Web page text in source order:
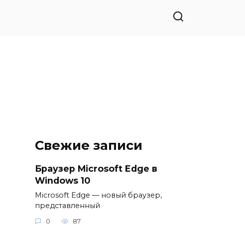
Свежие записи
Браузер Microsoft Edge в
Windows 10
Microsoft Edge — новый браузер,
представленный
0 87